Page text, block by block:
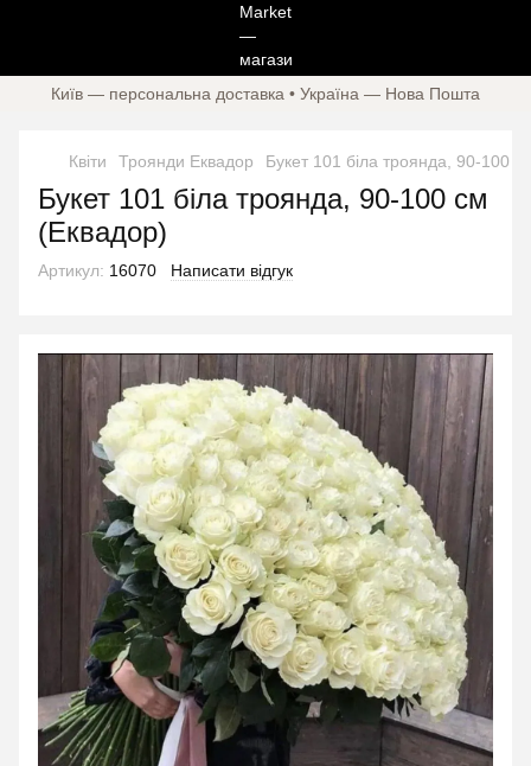
Київ — персональна доставка • Україна — Нова Пошта
Квіти Троянди Еквадор Букет 101 біла троянда, 90-100
Букет 101 біла троянда, 90-100 см
(Еквадор)
Артикул: 16070 Написати відгук